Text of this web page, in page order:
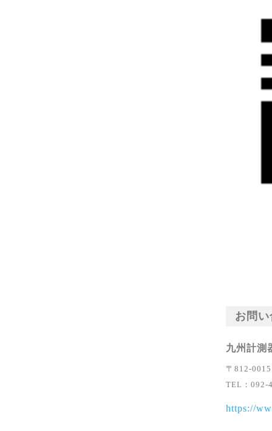
お問
九州計測
〒812-
TEL：092-
https://